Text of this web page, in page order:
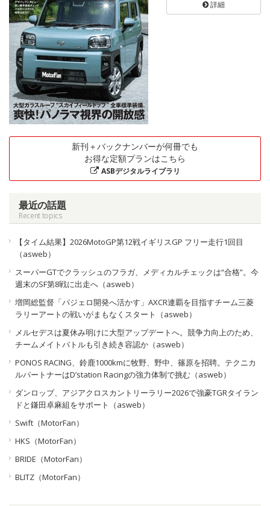
詳細
新刊＋バックナンバーが何冊でも
お得な定額プランはこちら
ASBデジタルライブラリ
最近の話題
Recent topics
【タイム結果】2026MotoGP第12戦イギリスGP フリー走行1回目
（asweb）
スーパーGTでクラッシュのフラガ、メディカルチェックは“合格”。今
週末のSF第8戦に出走へ（asweb）
増岡総監督「パジェロ開発へ活かす」AXCR連覇を目指すチーム三菱
ラリーアートの戦いがまもなくスタート（asweb）
メルセデスは夏休み明けに大型アップデートへ。競争力向上のため、
チームメイトバトルも引き続き容認か（asweb）
PONOS RACING、鈴鹿1000kmに牧野、野中、篠原を招聘。テクニカ
ルパートナーはD’station Racingの強力体制で挑む（asweb）
ダンロップ、アジアクロスカントリーラリー2026で強豪TGRタイラン
ドと鎌田卓麻組をサポート（asweb）
Swift（MotorFan）
HKS（MotorFan）
BRIDE（MotorFan）
BLITZ（MotorFan）